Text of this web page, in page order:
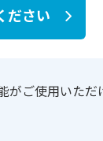
ださい
がご使用いただ